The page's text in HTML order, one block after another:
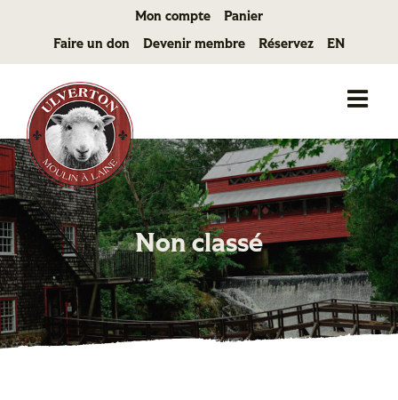
Mon compte Panier
Faire un don Devenir membre Réservez EN
Non classé